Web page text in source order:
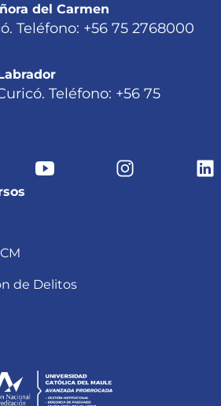
del Carmen
Teléfono: +56 75 2768000
Teléfono: +56 75
de Delitos